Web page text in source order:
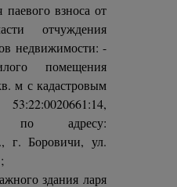
паевого взноса от
отчуждения
недвижимости: -
помещения
м с кадастровым
по адресу:
г. Боровичи, ул.
здания ларя